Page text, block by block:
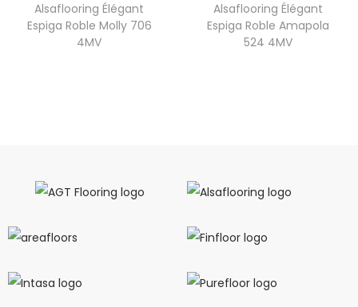
Alsaflooring Élégant
Espiga Roble Molly 706
4MV
Alsaflooring Élégant
Espiga Roble Amapola
524 4MV